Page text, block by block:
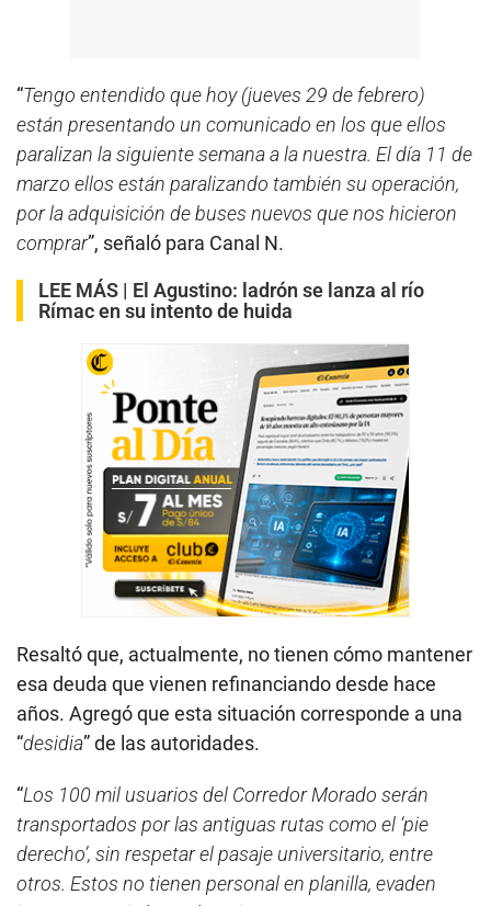
“Tengo entendido que hoy (jueves 29 de febrero)
están presentando un comunicado en los que ellos
paralizan la siguiente semana a la nuestra. El día 11 de
marzo ellos están paralizando también su operación,
por la adquisición de buses nuevos que nos hicieron
comprar”, señaló para Canal N.
LEE MÁS | El Agustino: ladrón se lanza al río
Rímac en su intento de huida
Resaltó que, actualmente, no tienen cómo mantener
esa deuda que vienen refinanciando desde hace
años. Agregó que esta situación corresponde a una
“desidia” de las autoridades.
“Los 100 mil usuarios del Corredor Morado serán
transportados por las antiguas rutas como el ‘pie
derecho’, sin respetar el pasaje universitario, entre
otros. Estos no tienen personal en planilla, evaden